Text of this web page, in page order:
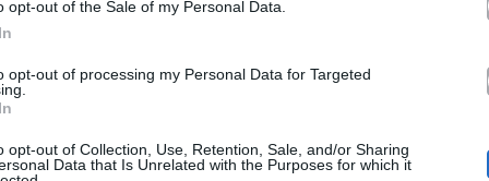
opt-out of the Sale of my Personal Data.
opt-out of processing my Personal Data for Targeted
opt-out of Collection, Use, Retention, Sale, and/or Sharing
Data that Is Unrelated with the Purposes for which it
Auditel ottenuti dai programmi in
sabato 12 gennaio 2019
.
Juventus ha tenuto davanti al